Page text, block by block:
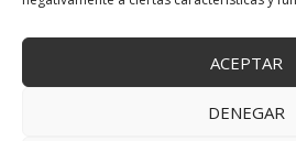
ACEPTAR
DENEGAR